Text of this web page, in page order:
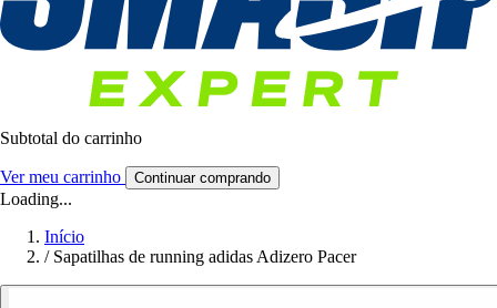
Subtotal do carrinho
Ver meu carrinho Continuar comprando
Loading...
Início
/ Sapatilhas de running adidas Adizero Pacer